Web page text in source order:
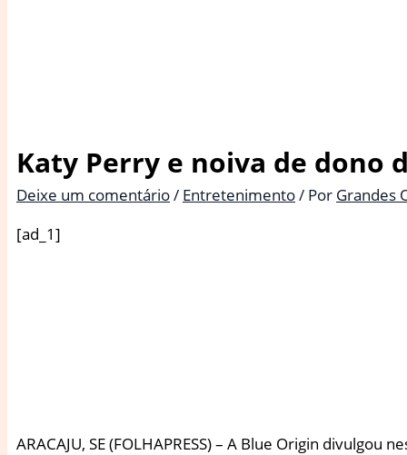
Katy Perry e noiva de dono
Deixe um comentário/ Entretenimento/ Por Grandes
[ad_1]
ARACAJU, SE (FOLHAPRESS) – A Blue Origin